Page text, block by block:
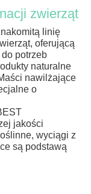
zwierząt
linię
oferującą
potrzeb
naturalne
nawilżające
o
jakości
wyciągi z
są podstawą